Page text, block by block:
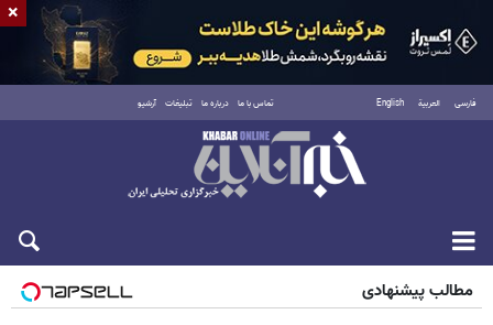
فارسی العربية English تماس با ما درباره ما تبلیغات آرشیو
جمعه ۱۶ مرداد ۱۴۰۵
مطالب پیشنهادی
×